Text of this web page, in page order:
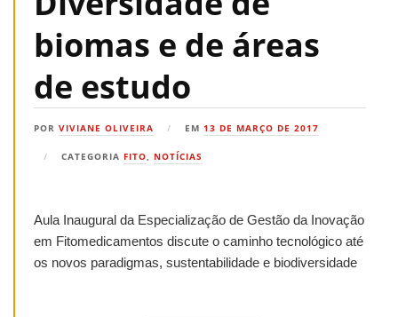
biomas e de áreas
de estudo
POR VIVIANE OLIVEIRA EM 13 DE MARÇO DE 2017
CATEGORIA FITO NOTÍCIAS
Aula Inaugural da Especialização de Gestão da Inovação
em Fitomedicamentos discute o caminho tecnológico até
os novos paradigmas, sustentabilidade e biodiversidade